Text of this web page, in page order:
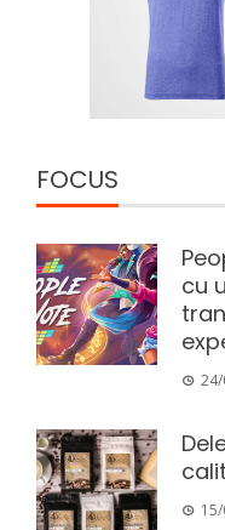
FOCUS
cu